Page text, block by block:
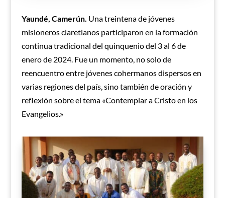
Yaundé, Camerún. Una treintena de jóvenes
misioneros claretianos participaron en la formación
continua tradicional del quinquenio del 3 al 6 de
enero de 2024. Fue un momento, no solo de
reencuentro entre jóvenes cohermanos dispersos en
varias regiones del país, sino también de oración y
reflexión sobre el tema «Contemplar a Cristo en los
Evangelios.»